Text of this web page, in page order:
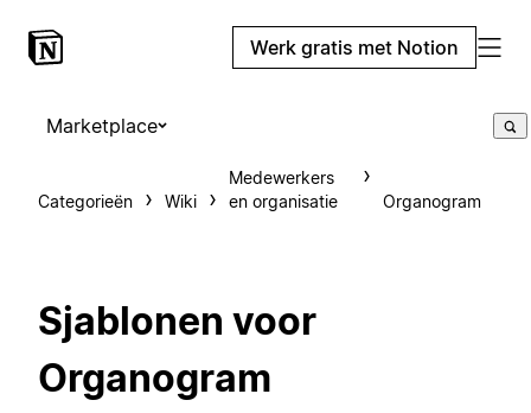
Werk gratis met Notion
Marketplace
Categorieën Wiki
Medewerkers
en organisatie
Organogram
Sjablonen voor
Organogram